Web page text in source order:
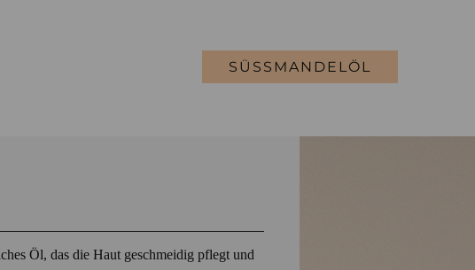
SÜSSMANDELÖL
Öl, das die Haut geschmeidig pflegt und